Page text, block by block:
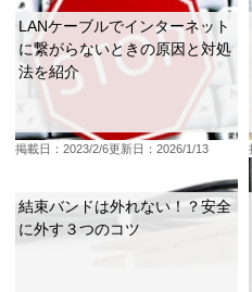
LANケーブルでインターネット
に繋がらないときの原因と対処
法を紹介
掲載日：2023/2/6更新日：2026/1/13
結束バンドは外れない！？安全
に外す３つのコツ